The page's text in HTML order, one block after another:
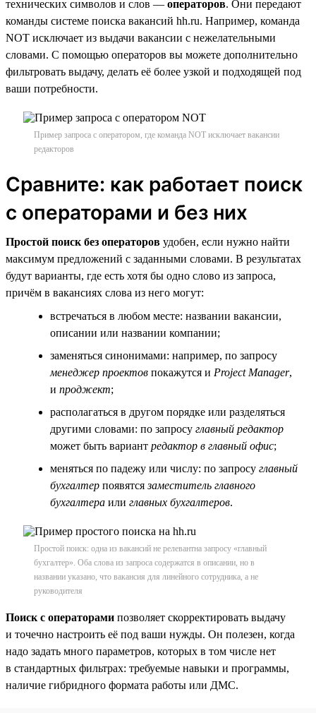
технических символов и слов — операторов. Они передают
команды системе поиска вакансий hh.ru. Например, команда
NOT исключает из выдачи вакансии с нежелательными
словами. С помощью операторов вы можете дополнительно
фильтровать выдачу, делать её более узкой и подходящей под
ваши потребности.
Пример запроса с оператором, где команда NOT исключает вакансии
редакторов
Сравните: как работает поиск
с операторами и без них
Простой поиск без операторов удобен, если нужно найти
максимум предложений с заданными словами. В результатах
будут варианты, где есть хотя бы одно слово из запроса,
причём в вакансиях слова из него могут:
встречаться в любом месте: названии вакансии,
описании или названии компании;
заменяться синонимами: например, по запросу
менеджер проектов покажутся и Project Manager,
и проджект;
располагаться в другом порядке или разделяться
другими словами: по запросу главный редактор
может быть вариант редактор в главный офис;
меняться по падежу или числу: по запросу главный
бухгалтер появятсязаместитель главного
бухгалтера или главных бухгалтеров.
Простой поиск: одна из вакансий не релевантна запросу «главный
бухгалтер». Оба слова из запроса содержатся в описании, но в
названии указано, что вакансия для линейного сотрудника, а не
руководителя
Поиск с операторами позволяет скорректировать выдачу
и точечно настроить её под ваши нужды. Он полезен, когда
надо задать много параметров, которых в том числе нет
в стандартных фильтрах: требуемые навыки и программы,
наличие гибридного формата работы или ДМС.